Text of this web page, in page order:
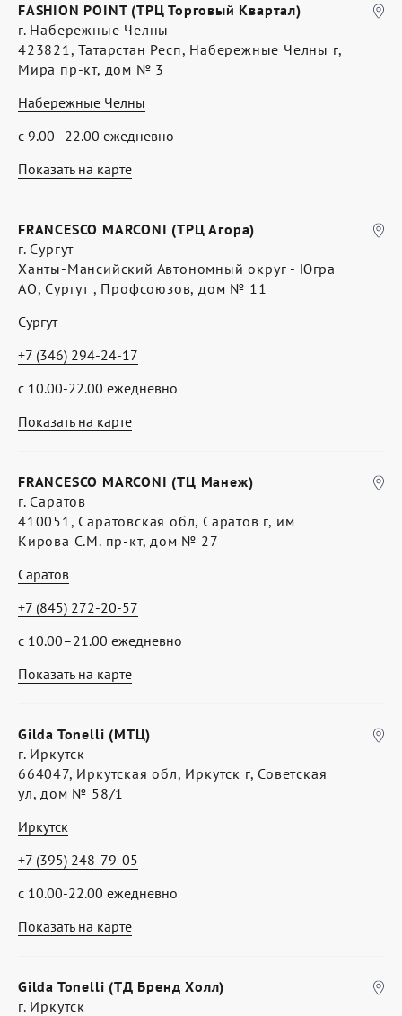
Показать на карте
FASHION POINT (ТРЦ Торговый Квартал)
г. Набережные Челны
423821, Татарстан Респ, Набережные Челны г,
Мира пр-кт, дом № 3
Набережные Челны
с 9.00–22.00 ежедневно
Показать на карте
FRANCESCO MARCONI (ТРЦ Агора)
г. Сургут
Ханты-Мансийский Автономный округ - Югра
АО, Сургут , Профсоюзов, дом № 11
Сургут
с 10.00-22.00 ежедневно
+7 (346) 294-24-17
Показать на карте
FRANCESCO MARCONI (ТЦ Манеж)
г. Саратов
410051, Саратовская обл, Саратов г, им
Кирова С.М. пр-кт, дом № 27
Саратов
с 10.00–21.00 ежедневно
+7 (845) 272-20-57
Показать на карте
Gilda Tonelli (МТЦ)
г. Иркутск
664047, Иркутская обл, Иркутск г, Советская
ул, дом № 58/1
Иркутск
с 10.00-22.00 ежедневно
+7 (395) 248-79-05
Gilda Tonelli (ТД Бренд Холл)
г. Иркутск